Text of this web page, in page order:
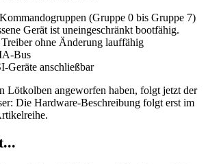
(Gruppe 0 bis Gruppe 7)
Gerät ist uneingeschränkt bootfähig.
ohne Änderung lauffähig
Bus
Geräte anschließbar
Lötkolben angeworfen haben, folgt jetzt der
Die Hardware-Beschreibung folgt erst im